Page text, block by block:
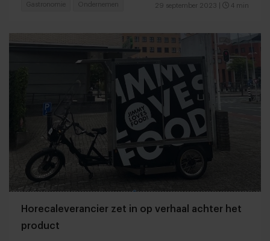
29 september 2023 4 min
Gastronomie Ondernemen
Horecaleverancier zet in op verhaal achter het
product